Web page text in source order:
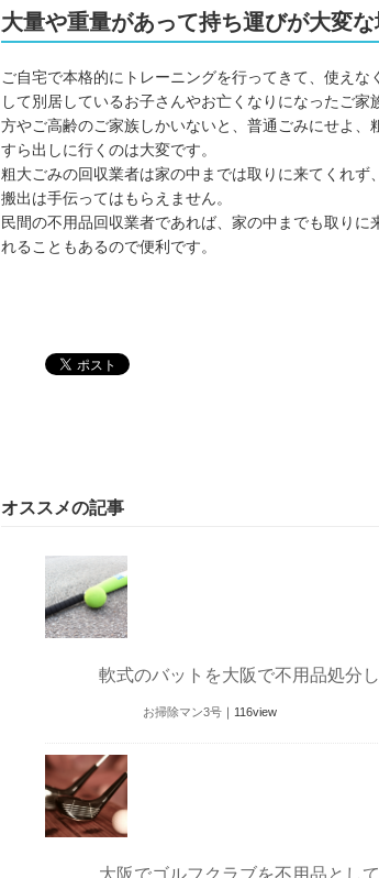
大量や重量があって持ち運びが大変
ご自宅で本格的にトレーニングを行ってきて、使え
して別居しているお子さんやお亡くなりになったご
方やご高齢のご家族しかいないと、普通ごみにせよ
すら出しに行くのは大変です。
粗大ごみの回収業者は家の中までは取りに来てくれず
搬出は手伝ってはもらえません。
民間の不用品回収業者であれば、家の中までも取り
れることもあるので便利です。
オススメの記事
軟式のバットを大阪で不用品処分
お掃除マン3号 ｜ 116view